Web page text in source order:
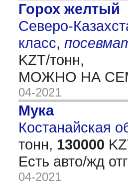
Горох желтый
Северо-
класс,
KZT/тонн,
МОЖНО НА
04-2021
Мука
Костанайская
тонн, 130000
Есть авто/жд
04-2021